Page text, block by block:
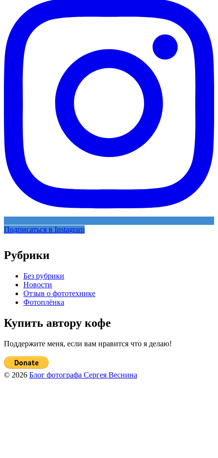
Подписаться в Instagram
Рубрики
Без рубрики
Новости
Отзыв о фототехнике
Фотоплёнка
Купить автору кофе
Поддержите меня, если вам нравится что я делаю!
© 2026 Блог фотографа Сергея Веснина